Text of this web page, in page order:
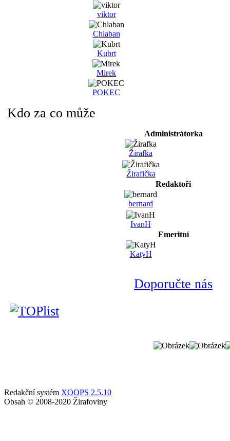
viktor
Chlaban
Kubrt
Mirek
POKEC
Kdo za co může
Administrátorka
Žirafka
Žirafička
Redaktoři
bernard
IvanH
Emeritní
KatyH
Doporučte nás
Redakční systém XOOPS 2.5.10
Obsah © 2008-2020 Žirafoviny